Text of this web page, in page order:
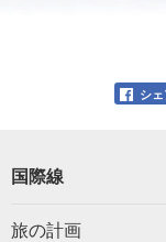
シェ
国際線
旅の計画